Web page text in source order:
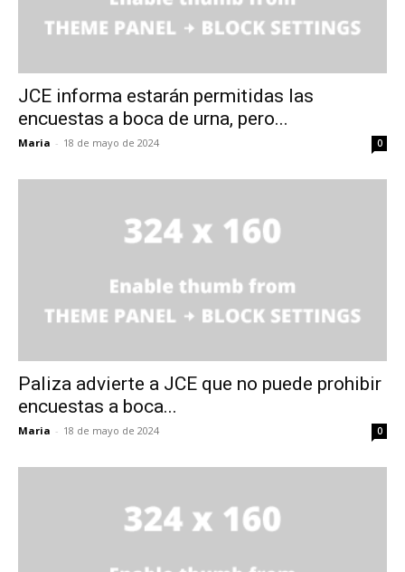
JCE informa estarán permitidas las
encuestas a boca de urna, pero...
Maria - 18 de mayo de 2024 0
Paliza advierte a JCE que no puede prohibir
encuestas a boca...
Maria - 18 de mayo de 2024 0